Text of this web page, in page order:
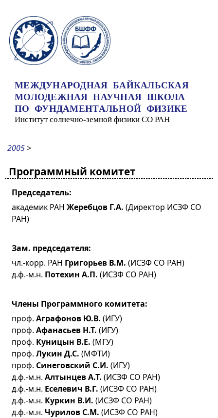
МЕЖДУНАРОДНАЯ БАЙКАЛЬСКАЯ
МОЛОДЕЖНАЯ НАУЧНАЯ ШКОЛА
ПО ФУНДАМЕНТАЛЬНОЙ ФИЗИКЕ
Институт солнечно-земной физики СО РАН
2005 >
Программный комитет
Председатель:
академик РАН Жеребцов Г.А. (Директор ИСЗФ СО
РАН)
Зам. председателя:
чл.-корр. РАН Григорьев В.М. (ИСЗФ СО РАН)
д.ф.-м.н. Потехин А.П. (ИСЗФ СО РАН)
Члены Программного комитета:
проф. Аграфонов Ю.В. (ИГУ)
проф. Афанасьев Н.Т. (ИГУ)
проф. Куницын В.Е. (МГУ)
проф. Лукин Д.С. (МФТИ)
проф. Синеговский С.И. (ИГУ)
д.ф.-м.н. Алтынцев А.Т. (ИСЗФ СО РАН)
д.ф.-м.н. Еселевич В.Г. (ИСЗФ СО РАН)
д.ф.-м.н. Куркин В.И. (ИСЗФ СО РАН)
д.ф.-м.н. Чурилов С.М. (ИСЗФ СО РАН)